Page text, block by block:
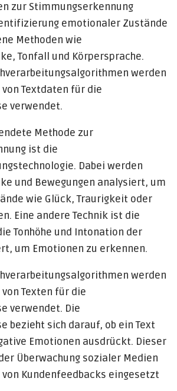
zur Stimmungserkennung
emotionaler Zustände
Methoden wie
Tonfall und Körpersprache.
werden
von Textdaten für die
verwendet.
Methode zur
ist die
Dabei werden
und Bewegungen analysiert, um
wie Glück, Traurigkeit oder
Eine andere Technik ist die
Tonhöhe und Intonation der
um Emotionen zu erkennen.
werden
Texten für die
verwendet. Die
bezieht sich darauf, ob ein Text
Emotionen ausdrückt. Dieser
Überwachung sozialer Medien
von Kundenfeedbacks eingesetzt